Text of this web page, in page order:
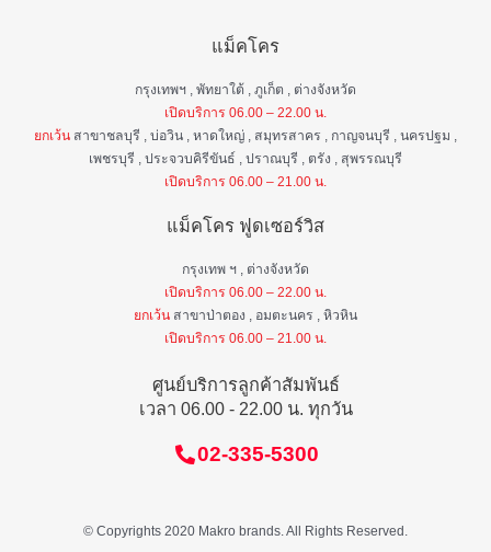
แม็คโคร
กรุงเทพฯ , พัทยาใต้ , ภูเก็ต , ต่างจังหวัด
เปิดบริการ 06.00 – 22.00 น.
ยกเว้น สาขาชลบุรี , บ่อวิน , หาดใหญ่ , สมุทรสาคร , กาญจนบุรี , นครปฐม ,
เพชรบุรี , ประจวบคิรีขันธ์ , ปราณบุรี , ตรัง , สุพรรณบุรี
เปิดบริการ 06.00 – 21.00 น.
แม็คโคร ฟูดเซอร์วิส
กรุงเทพ ฯ , ต่างจังหวัด
เปิดบริการ 06.00 – 22.00 น.
ยกเว้น สาขาป่าตอง , อมตะนคร , หิวหิน
เปิดบริการ 06.00 – 21.00 น.
ศูนย์บริการลูกค้าสัมพันธ์
เวลา 06.00 - 22.00 น. ทุกวัน
02-335-5300
© Copyrights 2020 Makro brands. All Rights Reserved.